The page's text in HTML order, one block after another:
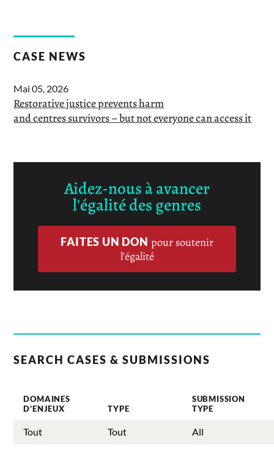
CASE NEWS
Mai 05, 2026
Restorative justice prevents harm
and centres survivors – but not everyone can access it
Aidez-nous à avancer
l'égalité des genres
FAITES UN DON pour soutenir
l'égalité
SEARCH CASES & SUBMISSIONS
DOMAINES
D’ENJEUX
TYPE
SUBMISSION
TYPE